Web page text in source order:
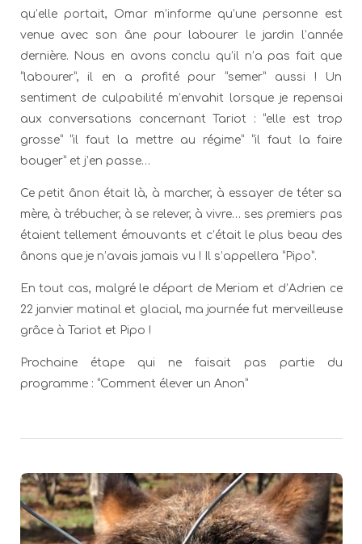
qu’elle portait, Omar m’informe qu’une personne est
venue avec son âne pour labourer le jardin l’année
dernière. Nous en avons conclu qu’il n’a pas fait que
“labourer”, il en a profité pour “semer” aussi ! Un
sentiment de culpabilité m’envahit lorsque je repensai
aux conversations concernant Tariot : “elle est trop
grosse” “il faut la mettre au régime” “il faut la faire
bouger” et j’en passe…
Ce petit ânon était là, à marcher, à essayer de téter sa
mère, à trébucher, à se relever, à vivre… ses premiers pas
étaient tellement émouvants et c’était le plus beau des
ânons que je n’avais jamais vu ! Il s’appellera “Pipo”.
En tout cas, malgré le départ de Meriam et d’Adrien ce
22 janvier matinal et glacial, ma journée fut merveilleuse
grâce à Tariot et Pipo !
Prochaine étape qui ne faisait pas partie du
programme : “Comment élever un Anon”